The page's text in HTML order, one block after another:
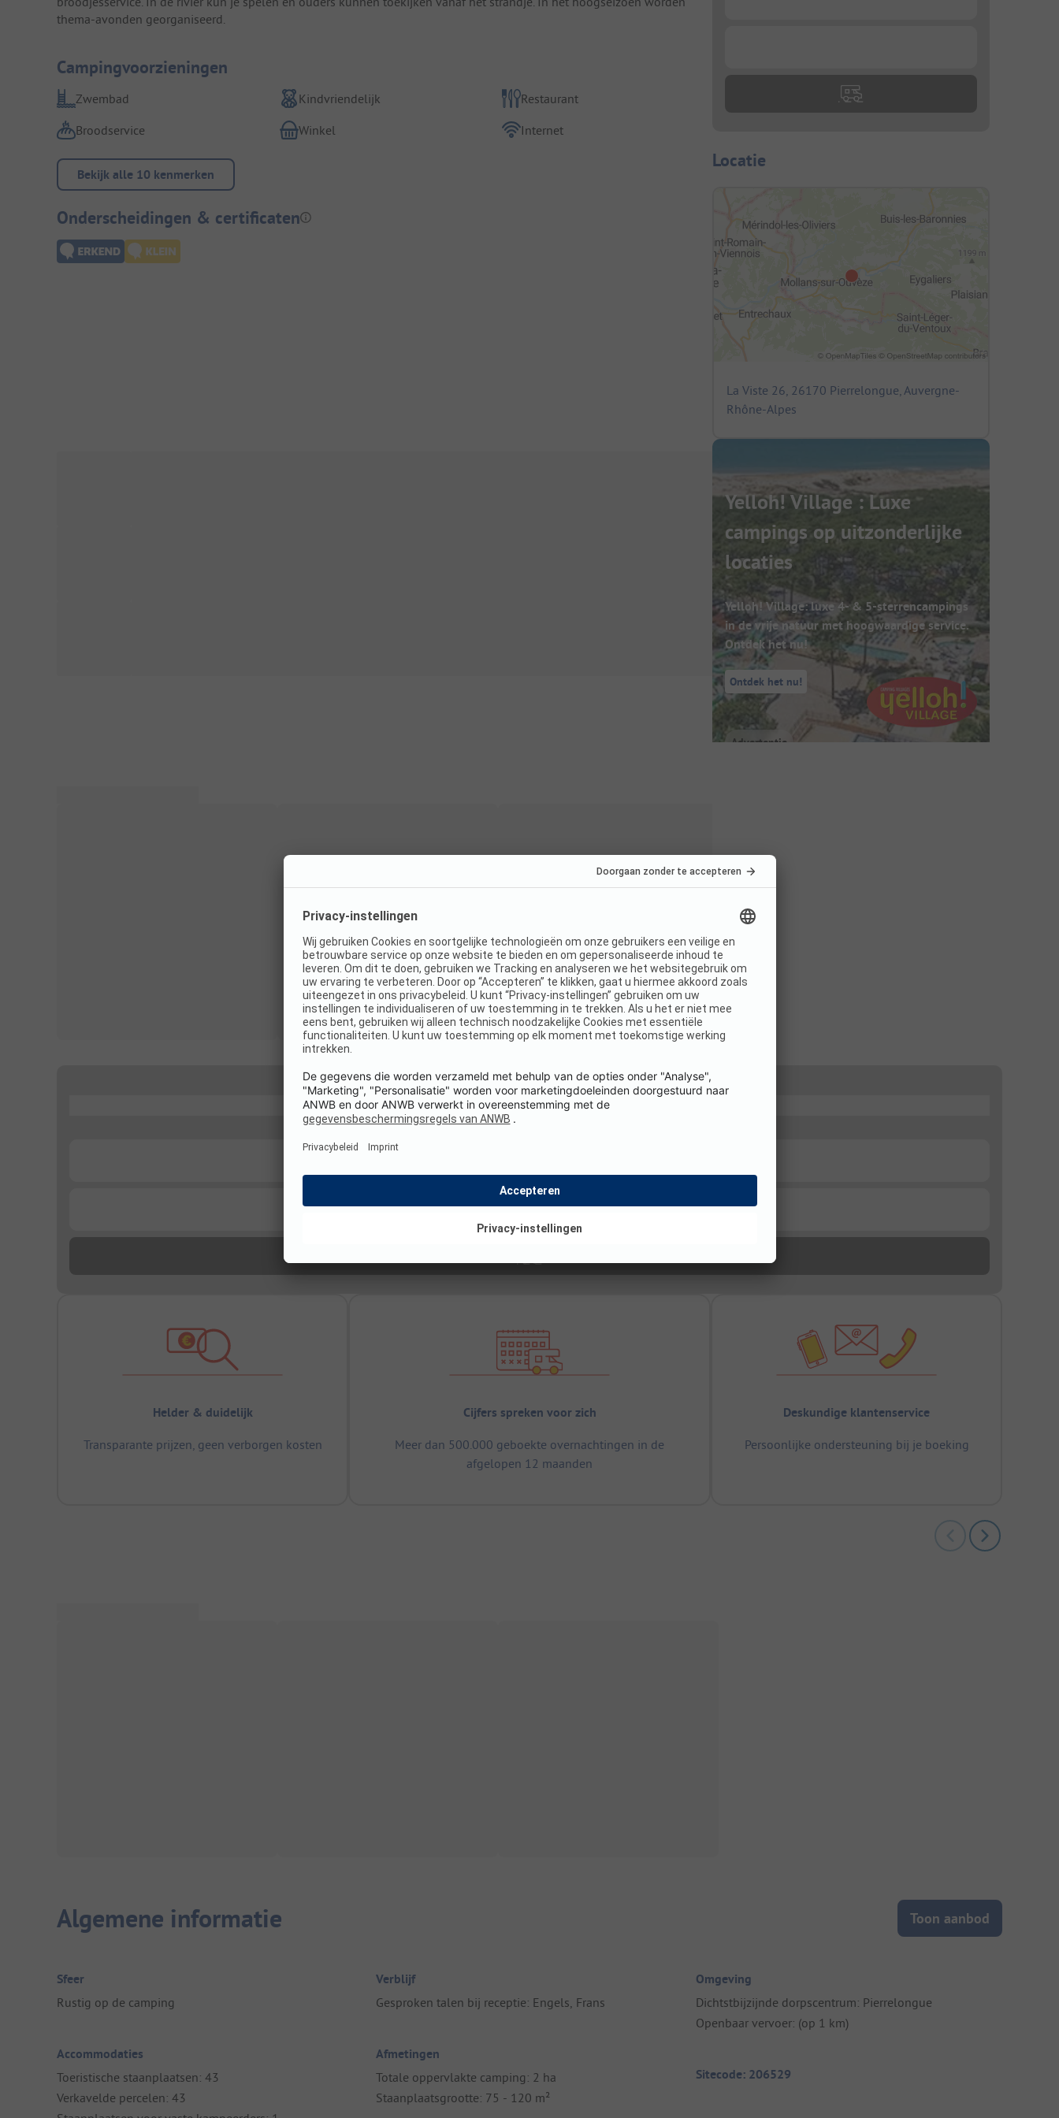
thema-avonden georganiseerd.
Campingvoorzieningen
Zwembad Kindvriendelijk
Restaurant
Broodservice
Winkel Internet
Bekijk alle 10 kenmerken
Onderscheidingen & certificaten
Locatie
La Viste 26, 26170 Pierrelongue, Auvergne-
Rhône-Alpes
Yelloh! Village : Luxe
campings op uitzonderlijke
locaties
Yelloh! Village: luxe 4- & 5-sterrencampings
in de vrije natuur met hoogwaardige service.
Ontdek het nu!
Ontdek het nu!
Helder & duidelijk
Transparante prijzen, geen verborgen kosten
Cijfers spreken voor zich
Meer dan 500.000 geboekte overnachtingen in de
afgelopen 12 maanden
Deskundige klantenservice
Persoonlijke ondersteuning bij je boeking
Algemene informatie Toon aanbod
Sfeer
Rustig op de camping
Accommodaties
Toeristische staanplaatsen: 43
Verkavelde percelen: 43
Verblijf
Gesproken talen bij receptie: Engels, Frans
Afmetingen
Totale oppervlakte camping: 2 ha
Staanplaatsgrootte: 75 - 120 m²
Omgeving
Dichtstbijzijnde dorpscentrum: Pierrelongue
Openbaar vervoer: (op 1 km)
Sitecode: 206529